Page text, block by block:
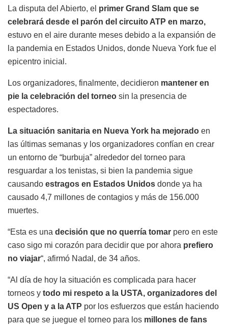
La disputa del Abierto, el primer Grand Slam que se
celebrará desde el parón del circuito ATP en marzo,
estuvo en el aire durante meses debido a la expansión de
la pandemia en Estados Unidos, donde Nueva York fue el
epicentro inicial.
Los organizadores, finalmente, decidieron mantener en
pie la celebración del torneo sin la presencia de
espectadores.
La situación sanitaria en Nueva York ha mejorado en
las últimas semanas y los organizadores confían en crear
un entorno de “burbuja” alrededor del torneo para
resguardar a los tenistas, si bien la pandemia sigue
causando estragos en Estados Unidos donde ya ha
causado 4,7 millones de contagios y más de 156.000
muertes.
“Esta es una decisión que no querría tomar pero en este
caso sigo mi corazón para decidir que por ahora prefiero
no viajar“, afirmó Nadal, de 34 años.
“Al día de hoy la situación es complicada para hacer
torneos y todo mi respeto a la USTA, organizadores del
US Open y a la ATP por los esfuerzos que están haciendo
para que se juegue el torneo para los millones de fans